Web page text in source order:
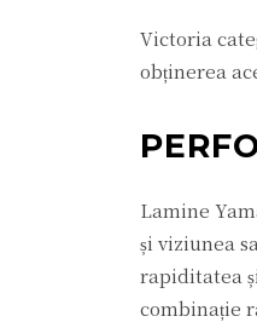
Victoria
obținerea
Lamine
și viziunea
rapiditatea
combinație